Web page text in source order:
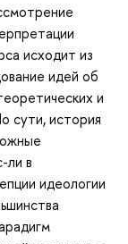
исходит из
идей об
и
сути, история
ли в
идеологии